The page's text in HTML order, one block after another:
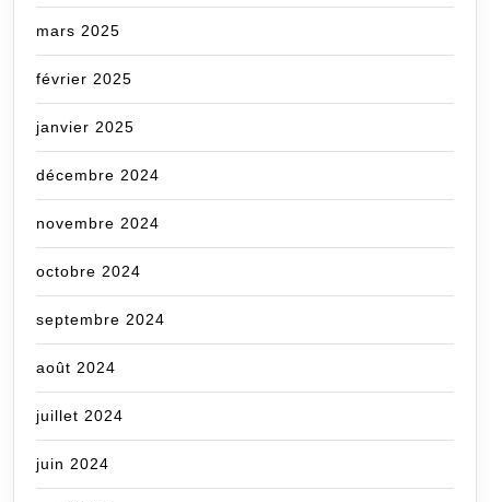
mars 2025
février 2025
janvier 2025
décembre 2024
novembre 2024
octobre 2024
septembre 2024
août 2024
juillet 2024
juin 2024